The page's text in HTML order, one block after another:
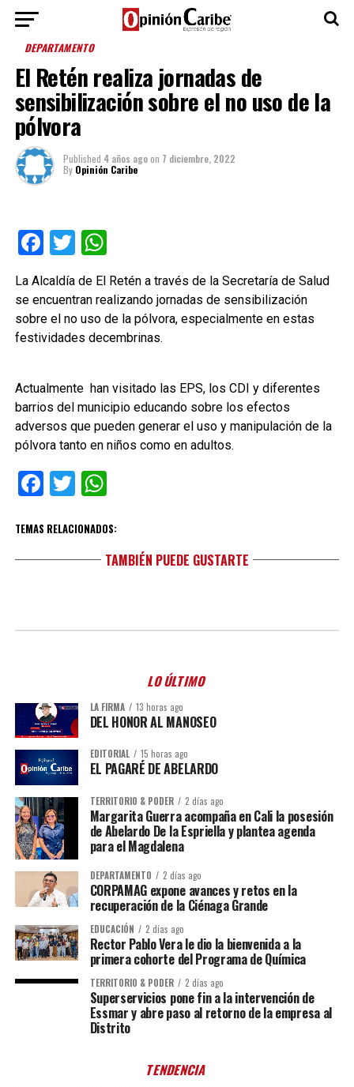
DEPARTAMENTO
El Retén realiza jornadas de
sensibilización sobre el no uso de la
pólvora
Published 4 años agoon 7 diciembre, 2022
By Opinión Caribe
Facebook
TwitterWhatsApp
La Alcaldía de El Retén a través de la Secretaría de Salud
se encuentran realizando jornadas de sensibilización
sobre el no uso de la pólvora, especialmente en estas
festividades decembrinas.
Actualmente han visitado las EPS, los CDI y diferentes
barrios del municipio educando sobre los efectos
adversos que pueden generar el uso y manipulación de la
pólvora tanto en niños como en adultos.
Facebook
TwitterWhatsApp
TEMAS RELACIONADOS:
TAMBIÉN PUEDE GUSTARTE
LO ÚLTIMO
LA FIRMA 13 horas ago
DEL HONOR AL MANOSEO
EDITORIAL 15 horas ago
EL PAGARÉ DE ABELARDO
TERRITORIO & PODER 2 días ago
Margarita Guerra acompaña en Cali la posesión
de Abelardo De la Espriella y plantea agenda
para el Magdalena
DEPARTAMENTO 2 días ago
CORPAMAG expone avances y retos en la
recuperación de la Ciénaga Grande
EDUCACIÓN 2 días ago
Rector Pablo Vera le dio la bienvenida a la
primera cohorte del Programa de Química
TERRITORIO & PODER 2 días ago
Superservicios pone fin a la intervención de
Essmar y abre paso al retorno de la empresa al
Distrito
TENDENCIA